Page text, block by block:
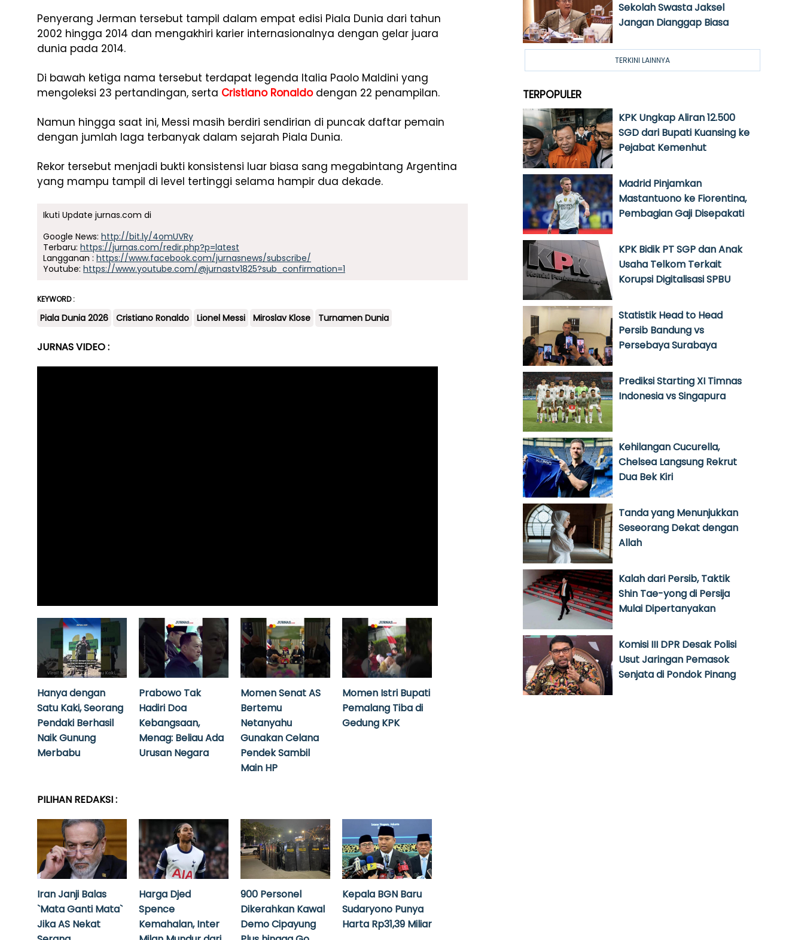
Penyerang Jerman tersebut tampil dalam empat edisi Piala Dunia dari tahun
2002 hingga 2014 dan mengakhiri karier internasionalnya dengan gelar juara
dunia pada 2014.
Di bawah ketiga nama tersebut terdapat legenda Italia Paolo Maldini yang
mengoleksi 23 pertandingan, serta Cristiano Ronaldodengan 22 penampilan.
Namun hingga saat ini, Messi masih berdiri sendirian di puncak daftar pemain
dengan jumlah laga terbanyak dalam sejarah Piala Dunia.
Rekor tersebut menjadi bukti konsistensi luar biasa sang megabintang Argentina
yang mampu tampil di level tertinggi selama hampir dua dekade.
Ikuti Update jurnas.com di
Google News: http://bit.ly/4omUVRy
Terbaru: https://jurnas.com/redir.php?p=latest
Langganan : https://www.facebook.com/jurnasnews/subscribe/
Youtube: https://www.youtube.com/@jurnastv1825?sub_confirmation=1
KEYWORD :
Piala Dunia 2026 Cristiano Ronaldo Lionel Messi Miroslav Klose Turnamen Dunia
JURNAS VIDEO :
Hanya dengan
Satu Kaki, Seorang
Pendaki Berhasil
Naik Gunung
Merbabu
Prabowo Tak
Hadiri Doa
Kebangsaan,
Menag: Beliau Ada
Urusan Negara
Momen Senat AS
Bertemu
Netanyahu
Gunakan Celana
Pendek Sambil
Main HP
Momen Istri Bupati
Pemalang Tiba di
Gedung KPK
PILIHAN REDAKSI :
Iran Janji Balas
`Mata Ganti Mata`
Jika AS Nekat
Harga Djed
Spence
Kemahalan, Inter
900 Personel
Dikerahkan Kawal
Demo Cipayung
Kepala BGN Baru
Sudaryono Punya
Harta Rp31,39 Miliar
Sekolah Swasta Jaksel
Jangan Dianggap Biasa
TERKINI LAINNYA
TERPOPULER
KPK Ungkap Aliran 12.500
SGD dari Bupati Kuansing ke
Pejabat Kemenhut
Madrid Pinjamkan
Mastantuono ke Fiorentina,
Pembagian Gaji Disepakati
KPK Bidik PT SGP dan Anak
Usaha Telkom Terkait
Korupsi Digitalisasi SPBU
Statistik Head to Head
Persib Bandung vs
Persebaya Surabaya
Prediksi Starting XI Timnas
Indonesia vs Singapura
Kehilangan Cucurella,
Chelsea Langsung Rekrut
Dua Bek Kiri
Tanda yang Menunjukkan
Seseorang Dekat dengan
Allah
Kalah dari Persib, Taktik
Shin Tae-yong di Persija
Mulai Dipertanyakan
Komisi III DPR Desak Polisi
Usut Jaringan Pemasok
Senjata di Pondok Pinang